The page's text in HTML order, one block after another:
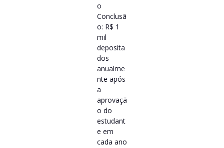
o
Conclusã
o: R$ 1
mil
deposita
dos
anualme
nte após
a
aprovaçã
o do
estudant
e em
cada ano